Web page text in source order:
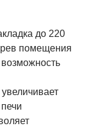
до 220
помещения